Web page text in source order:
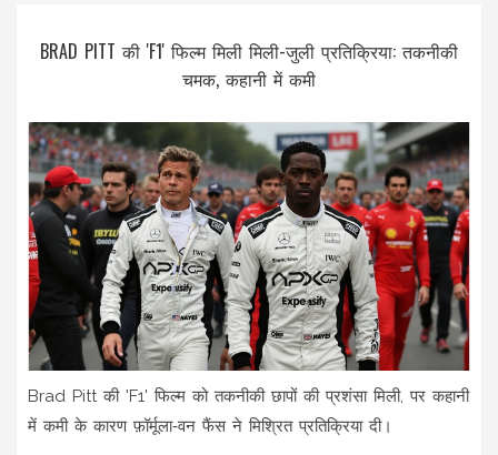
BRAD PITT की 'F1' फिल्म मिली मिली-जुली प्रतिक्रिया: तकनीकी
चमक, कहानी में कमी
Brad Pitt की 'F1' फिल्म को तकनीकी छापों की प्रशंसा मिली, पर कहानी
में कमी के कारण फ़ॉर्मूला‑वन फैंस ने मिश्रित प्रतिक्रिया दी।